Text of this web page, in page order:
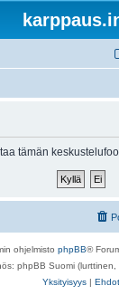
tämän
ohjelmisto phpBB®
phpBB Suomi (lurttinen,
Yksityisyys | Ehdot